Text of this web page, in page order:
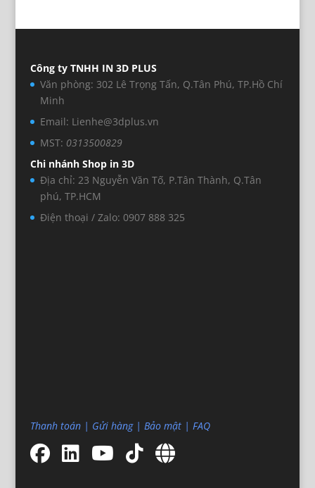
Công ty TNHH IN 3D PLUS
Văn phòng: 302 Lê Trọng Tấn, Q.Tân Phú, TP.Hồ Chí
Minh
Email: Lienhe@3dplus.vn
MST: 0313500829
Chi nhánh Shop in 3D
Địa chỉ: 23 Nguyễn Văn Tố, P.Tân Thành, Q.Tân
phú, TP.HCM
Điện thoại / Zalo: 0907 888 325
Thanh toán| Gửi hàng| Bảo mật| FAQ